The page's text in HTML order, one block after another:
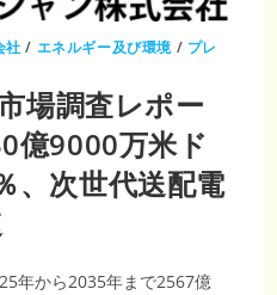
社 / エネルギー及び環境 / プレ
場調査レポー
億9000万米ド
、次世代送配電
年から2035年まで2567億